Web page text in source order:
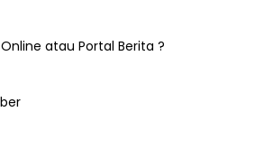
atau Portal Berita ?